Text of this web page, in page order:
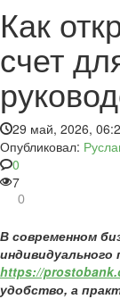
Как
счет
29 май, 2026,
Опубликовал:
0
7
0
В современном
https://
удобство, а